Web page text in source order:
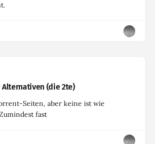
Alternativen (die 2te)
Seiten, aber keine ist wie
fast